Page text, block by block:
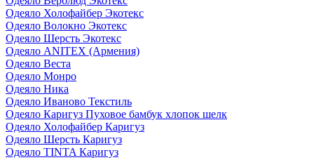
Одеяло Холофайбер Экотекс
Одеяло Волокно Экотекс
Одеяло Шерсть Экотекс
Одеяло ANITEX (Армения)
Одеяло Веста
Одеяло Монро
Одеяло Ника
Одеяло Иваново Текстиль
Одеяло Каригуз Пуховое бамбук хлопок шелк
Одеяло Холофайбер Каригуз
Одеяло Шерсть Каригуз
Одеяло TINTA Каригуз